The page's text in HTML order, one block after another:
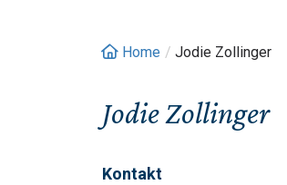
Home / Jodie Zollinger
Jodie Zollinger
Kontakt